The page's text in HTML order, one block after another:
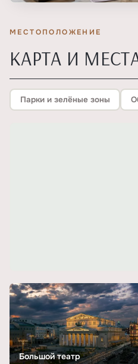
МЕСТОПОЛОЖЕНИЕ
КАРТА И
Парки и зелёные зоны
Большой театр